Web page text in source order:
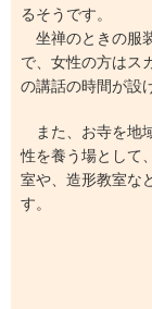
るそうです。
坐禅のときの服
で、女性の方はス
の講話の時間が設
また、お寺を地
性を養う場として
室や、造形教室な
す。